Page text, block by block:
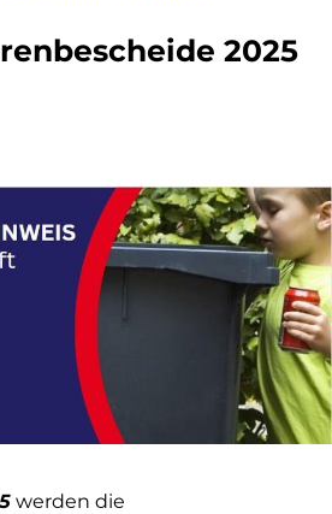
2025
werden die